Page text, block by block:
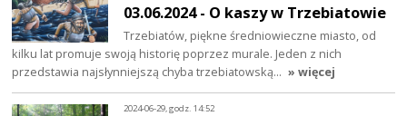
03.06.2024 - O kaszy w Trzebiatowie
Trzebiatów, piękne średniowieczne miasto, od
kilku lat promuje swoją historię poprzez murale. Jeden z nich
przedstawia najsłynniejszą chyba trzebiatowską… » więcej
2024-06-29, godz. 14:52